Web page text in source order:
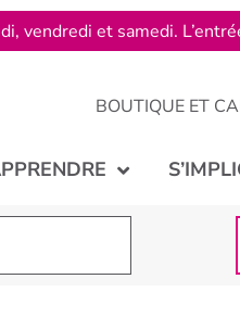
BOUTIQUE ET
vendredi et samedi.